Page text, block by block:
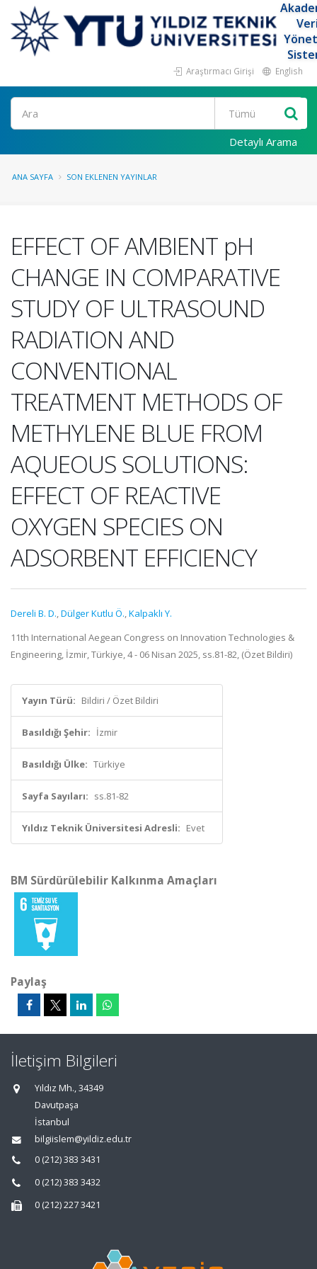
Araştırmacı Girişi English
Ara
Detaylı Arama
ANA SAYFA SON EKLENEN YAYINLAR
EFFECT OF AMBIENT pH
CHANGE IN COMPARATIVE
STUDY OF ULTRASOUND
RADIATION AND
CONVENTIONAL
TREATMENT METHODS OF
METHYLENE BLUE FROM
AQUEOUS SOLUTIONS:
EFFECT OF REACTIVE
OXYGEN SPECIES ON
ADSORBENT EFFICIENCY
Dereli B. D.,Dülger Kutlu Ö.,Kalpaklı Y.
11th International Aegean Congress on Innovation Technologies &
Engineering, İzmir, Türkiye, 4 - 06 Nisan 2025, ss.81-82, (Özet Bildiri)
Yayın Türü: Bildiri / Özet Bildiri
Basıldığı Şehir: İzmir
Basıldığı Ülke: Türkiye
Sayfa Sayıları: ss.81-82
Yıldız Teknik Üniversitesi Adresli: Evet
BM Sürdürülebilir Kalkınma Amaçları
Paylaş
İletişim Bilgileri
Yıldız Mh., 34349
Davutpaşa
İstanbul
bilgiislem@yildiz.edu.tr
0 (212) 383 3431
0 (212) 383 3432
0 (212) 227 3421